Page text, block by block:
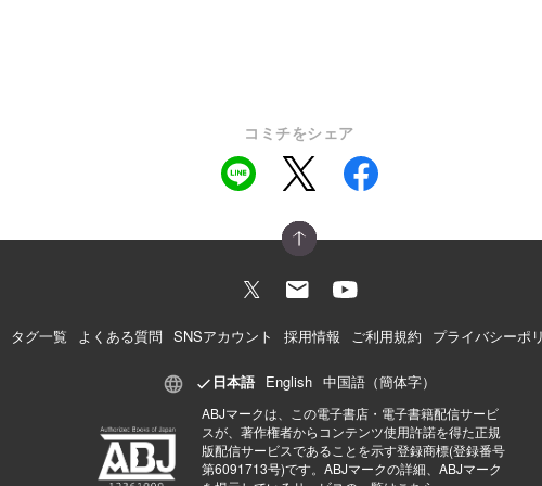
コミチをシェア
タグ一覧 よくある質問 SNSアカウント 採用情報 ご利用規約 プライバシーポ
日本語 English 中国語（簡体字）
ABJマークは、この電子書店・電子書籍配信サービ
スが、著作権者からコンテンツ使用許諾を得た正規
版配信サービスであることを示す登録商標(登録番号
第6091713号)です。ABJマークの詳細、ABJマーク